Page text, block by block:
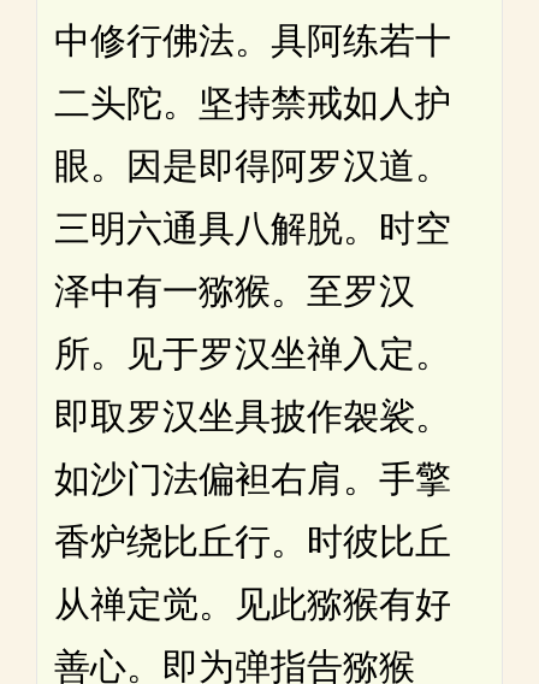
中修行佛法。具阿练若十
二头陀。坚持禁戒如人护
眼。因是即得阿罗汉道。
三明六通具八解脱。时空
泽中有一猕猴。至罗汉
所。见于罗汉坐禅入定。
即取罗汉坐具披作袈裟。
如沙门法偏袒右肩。手擎
香炉绕比丘行。时彼比丘
从禅定觉。见此猕猴有好
善心。即为弹指告猕猴